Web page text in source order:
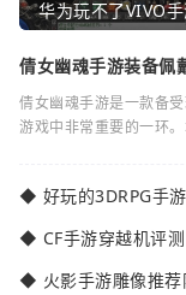
倩女幽魂手游装备佩
倩女幽魂手游是一款备
游戏中非常重要的一环
◆ 好玩的3DRPG手
◆ CF手游穿越机评
◆ 火影手游雕像推荐